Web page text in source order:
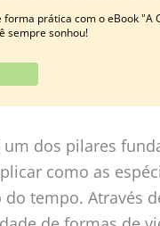
prática com o eBook "A
sempre sonhou!
um dos pilares
como as
tempo. Através